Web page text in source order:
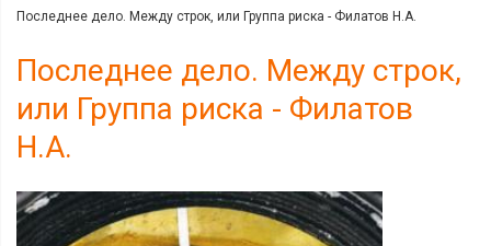
Последнее дело. Между строк, или Группа риска - Филатов Н.А.
Последнее дело. Между строк,
или Группа риска - Филатов
Н.А.